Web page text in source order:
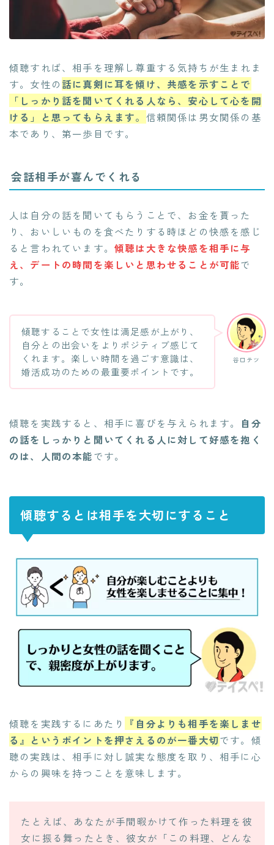
傾聴すれば、相手を理解し尊重する気持ちが生まれま
す。女性の 話に真剣に耳を傾け、共感を示すことで
「しっかり話を聞いてくれる人なら、安心して心を開
ける」と思ってもらえます。 信頼関係は男女関係の基
本であり、第一歩目です。
会話相手が喜んでくれる
人は自分の話を聞いてもらうことで、お金を貰った
り、おいしいものを食べたりする時ほどの快感を感じ
ると言われています。 傾聴は大きな快感を相手に与
え、デートの時間を楽しいと思わせることが可能で
す。
谷口テツ
傾聴することで女性は満足感が上がり、
自分との出会いをよりポジティブ感じて
くれます。楽しい時間を過ごす意識は、
婚活成功のための最重要ポイントです。
傾聴を実践すると、相手に喜びを与えられます。
自分
の話をしっかりと聞いてくれる人に対して好感を抱く
のは、人間の本能です。
傾聴するとは相手を大切にすること
傾聴を実践するにあたり
『自分よりも相手を楽しませ
る』というポイントを押さえるのが一番大切です。傾
聴の実践は、相手に対し誠実な態度を取り、相手に心
からの興味を持つことを意味します。
たとえば、あなたが手間暇かけて作った料理を彼
女に振る舞ったとき、彼女が「この料理、どんな